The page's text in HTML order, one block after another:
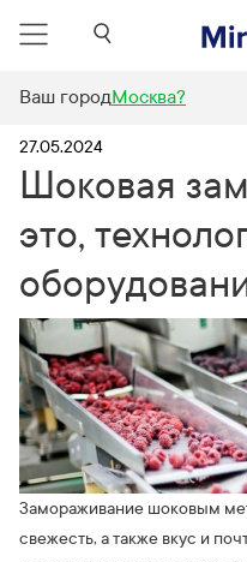
Ваш городМосква?
Шоковая заморозка: что
27.05.2024
Шоковая
это,
Замораживание шоковым
свежесть, а также вкус и